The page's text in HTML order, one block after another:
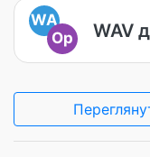
WA
Op
WAV